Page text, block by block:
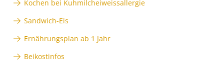
Kochen bei Kuhmilcheiweissallergie
Sandwich-Eis
Ernährungsplan ab 1 Jahr
Beikostinfos